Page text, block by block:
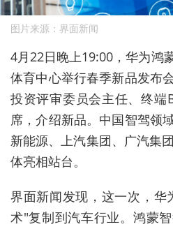
图片来源：界面新闻
4月22日晚上19:00 ，华为鸿
体育中心举行春季新品发布会
投资评审委员会主任、终端
席，介绍新品。中国智驾领
新能源、上汽集团、广汽集
体亮相站台。
界面新闻发现，这一次，华
术"复制到汽车行业。鸿蒙